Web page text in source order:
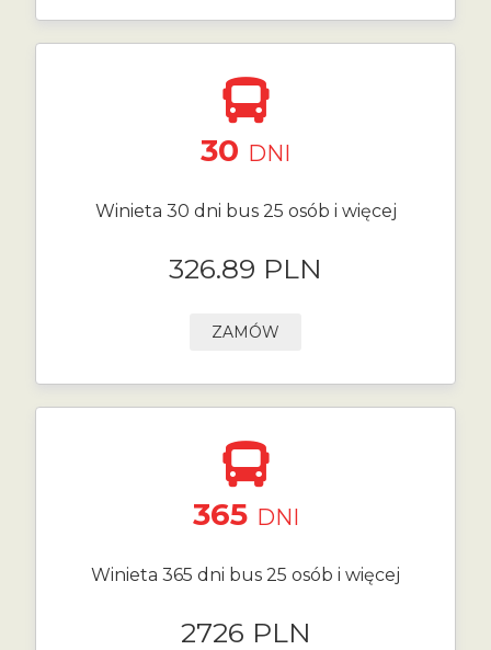
30 DNI
Winieta 30 dni bus 25 osób i więcej
326.89 PLN
ZAMÓW
365 DNI
Winieta 365 dni bus 25 osób i więcej
2726 PLN